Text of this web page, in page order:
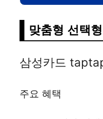
맞춤형 선택
삼성카드
주요 혜택